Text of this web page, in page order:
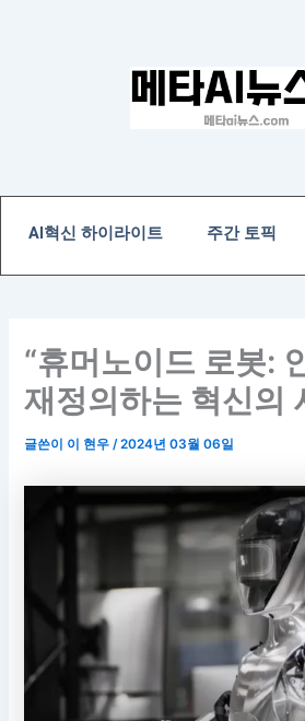
기
AI혁신 하이라이트
주간 토픽
“휴머노이드 로봇:
재정의하는 혁신의
글쓴이 이 현우 /2024년 03월 06일